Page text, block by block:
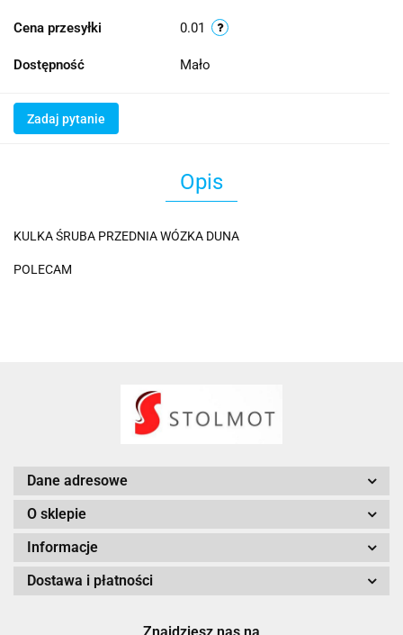
Cena przesyłki 0.01
Dostępność Mało
Zadaj pytanie
Opis
KULKA ŚRUBA PRZEDNIA WÓZKA DUNA
POLECAM
Dane adresowe
O sklepie
Informacje
Dostawa i płatności